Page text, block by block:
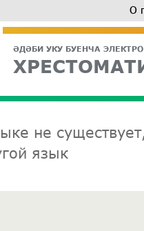
О
ӘДӘБИ УКУ БУЕНЧА
не
язык